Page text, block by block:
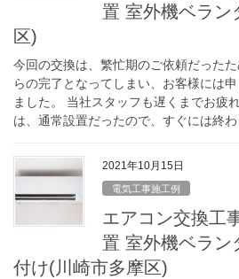
置 室外機ベラン
区)
今回の交換は、繁忙期のご依頼だった
らの完了となってしまい、お客様には
ました。 当社スタッフも遅くまでお疲
は、通常設置だったので、すぐには終
2021年10月15日
電気工事施工例
エアコン交換工
置 室外機ベラン
付け(川崎市多摩区)